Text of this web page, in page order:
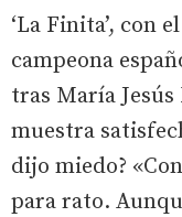
‘La Finita’, con
campeona
tras María Jesús
muestra
dijo miedo?
para rato.